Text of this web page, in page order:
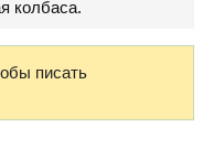
колбаса.
писать